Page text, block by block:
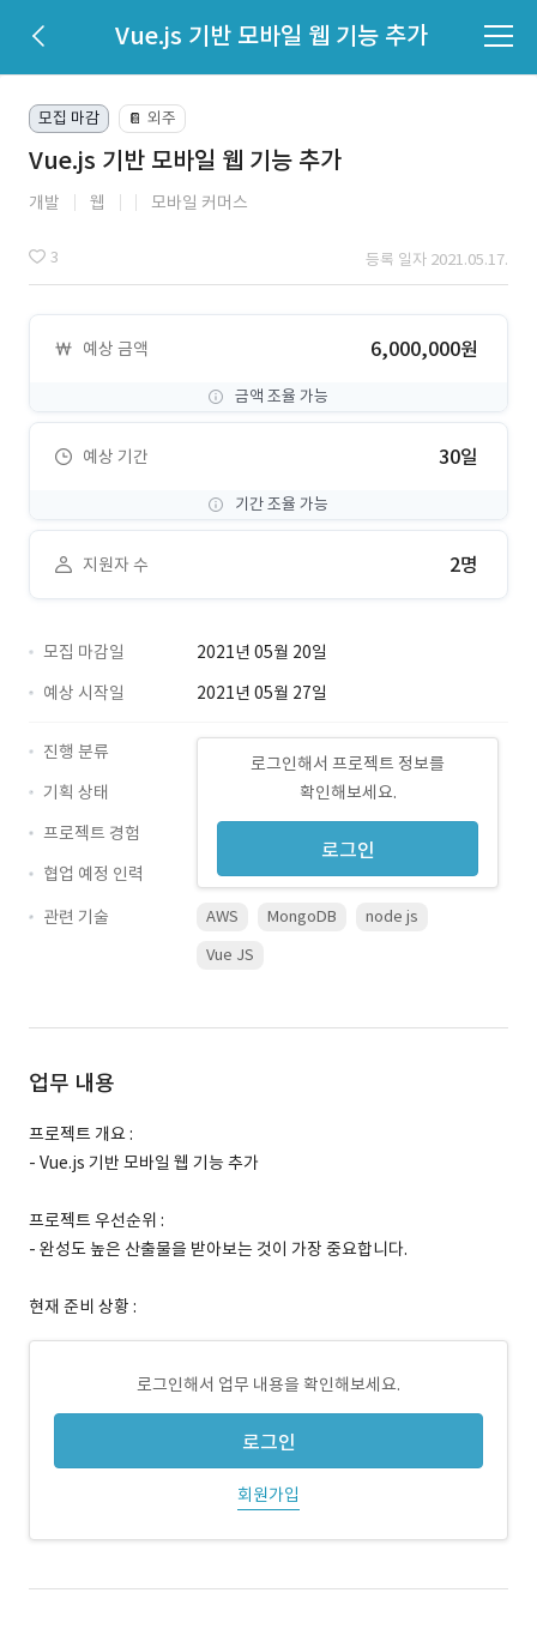
Vue.js 기반 모바일 웹 기능 추가
모집 마감 📔 외주
Vue.js 기반 모바일 웹 기능 추가
개발 웹 모바일 커머스
3 등록 일자 2021.05.17.
예상 금액 6,000,000원
금액 조율 가능
예상 기간 30일
기간 조율 가능
지원자 수 2명
모집 마감일
2021년 05월 20일
예상 시작일
2021년 05월 27일
로그인해서 프로젝트 정보를
확인해보세요.
로그인
진행 분류
기획 상태
프로젝트 경험
협업 예정 인력
관련 기술
AWS MongoDB
node js
Vue JS
업무 내용
프로젝트 개요 :
- Vue.js 기반 모바일 웹 기능 추가
프로젝트 우선순위 :
- 완성도 높은 산출물을 받아보는 것이 가장 중요합니다.
현재 준비 상황 :
로그인해서 업무 내용을 확인해보세요.
로그인
회원가입